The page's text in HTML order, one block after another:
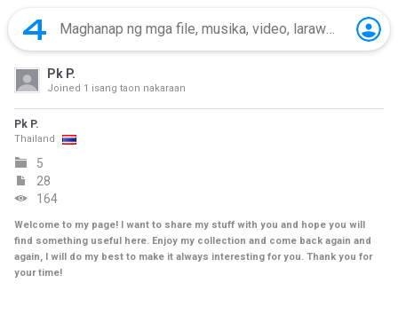
Pk P.
Joined 1 isang taon nakaraan
Pk P.
Thailand
5
28
164
Welcome to my page! I want to share my stuff with you and hope you will
find something useful here. Enjoy my collection and come back again and
again, I will do my best to make it always interesting for you. Thank you for
your time!